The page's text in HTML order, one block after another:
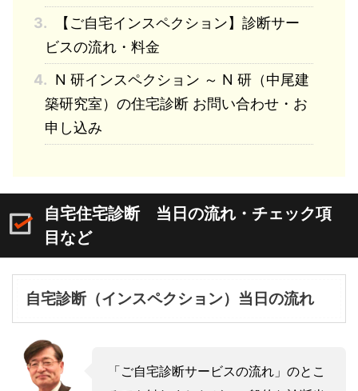
3.
【ご自宅インスペクション】診断サー
ビスの流れ・料金
4. N 研インスペクション ～ N 研（中尾建
築研究室）の住宅診断 お問い合わせ・お
申し込み
自宅住宅診断 当日の流れ・チェック項
目など
自宅診断（インスペクション）当日の流れ
「ご自宅診断サービスの流れ」のとこ